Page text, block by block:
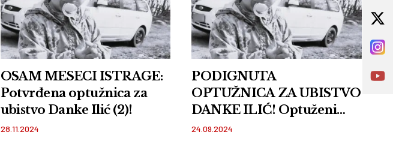
OSAM MESECI ISTRAGE:
Potvrđena optužnica za
ubistvo Danke Ilić (2)!
28.11.2024
PODIGNUTA
OPTUŽNICA ZA UBISTVO
DANKE ILIĆ! Optuženi
Dejan Dragijević i Srđan
24.09.2024